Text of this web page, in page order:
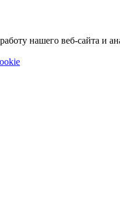
нашего веб-сайта и